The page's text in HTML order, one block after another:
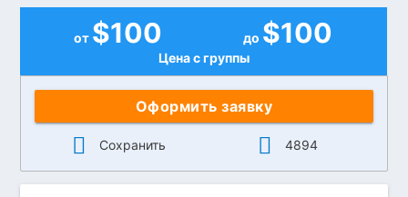
от $100 до $100
Цена с группы
Оформить заявку
Сохранить 4894